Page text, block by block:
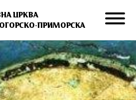
ЦРКВА
ПРИМОРСКА